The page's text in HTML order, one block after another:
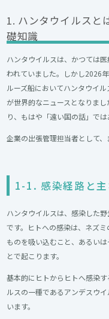
1. ハンタウイルスと
礎知識
ハンタウイルスは、かつては
われていました。しかし2026
ルーズ船においてハンタウイ
が世界的なニュースとなりま
り、もはや「遠い国の話」では
企業の出張管理担当者として、
1-1. 感染経路と主
ハンタウイルスは、感染した
です。ヒトへの感染は、ネズ
ものを吸い込むこと、あるい
とで起こります。
基本的にヒトからヒトへ感染
ルスの一種であるアンデスウ
います。